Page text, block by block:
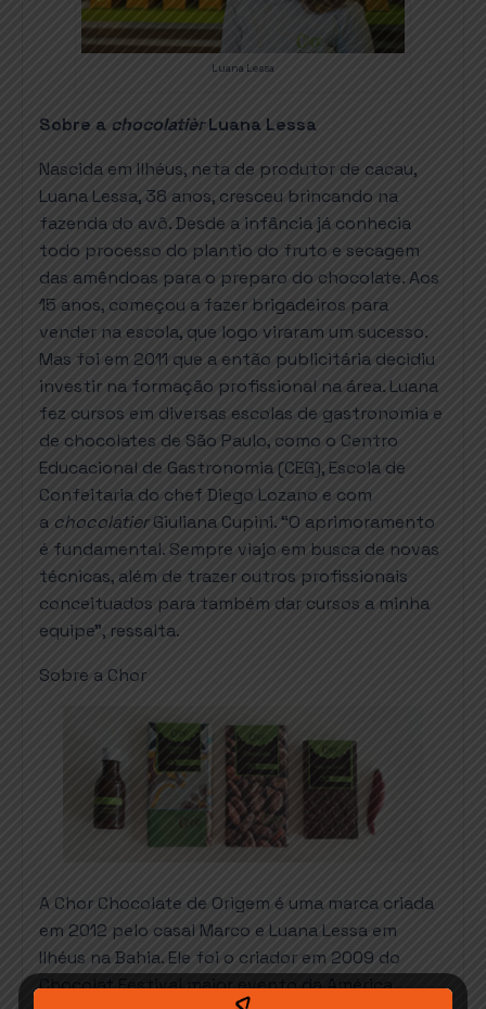
Luana Lessa
Sobre a chocolatièrLuana Lessa
Nascida em Ilhéus, neta de produtor de cacau,
Luana Lessa, 38 anos, cresceu brincando na
fazenda do avô. Desde a infância já conhecia
todo processo do plantio do fruto e secagem
das amêndoas para o preparo do chocolate. Aos
15 anos, começou a fazer brigadeiros para
vender na escola, que logo viraram um sucesso.
Mas foi em 2011 que a então publicitária decidiu
investir na formação profissional na área. Luana
fez cursos em diversas escolas de gastronomia e
de chocolates de São Paulo, como o Centro
Educacional de Gastronomia (CEG), Escola de
Confeitaria do chef Diego Lozano e com
a chocolatierGiuliana Cupini. “O aprimoramento
é fundamental. Sempre viajo em busca de novas
técnicas, além de trazer outros profissionais
conceituados para também dar cursos a minha
equipe”, ressalta.
Sobre a Chor
A Chor Chocolate de Origem é uma marca criada
em 2012 pelo casal Marco e Luana Lessa em
Ilhéus na Bahia. Ele foi o criador em 2009 do
Chocolat Festival,maior evento da América